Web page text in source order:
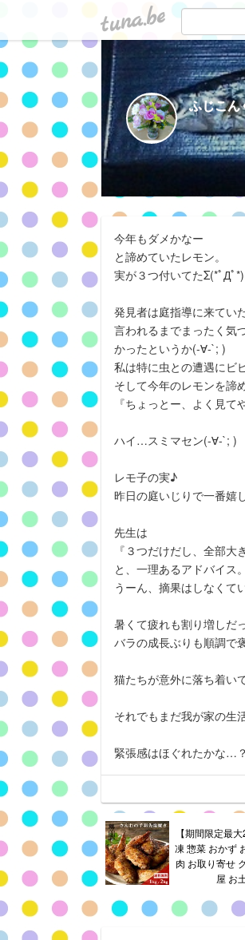
tuna.be
ふじこん
今年もダメかなー
と諦めていたレモン。
実が３つ付いてたΣ(*ﾟДﾟ*)
発見者は庭指導に来てい
言われるまでまったく気
かったというか(-∀-`; )
私は特に虫との遭遇にビ
そして今年のレモンを諦
『ちょっとー、よく見て
ハイ…スミマセン(-∀-`; )
レモ子の実♪
昨日の庭いじりで一番嬉
先生は
『３つだけだし、全部大
と、一理あるアドバイス。
うーん、摘果はしなくて
暑くて疲れも割り増しだ
バラの成長ぶりも順調で
猫たちが意外に落ち着い
それでもまだ我が家の生
緊張感はほぐれたかな…？
【期間限定最
凍 惣菜 おかず
肉 お取り寄せ
屋 お